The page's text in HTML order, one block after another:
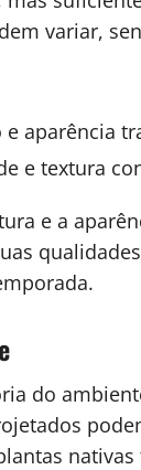
variar,
aparência
e textura
e a
do